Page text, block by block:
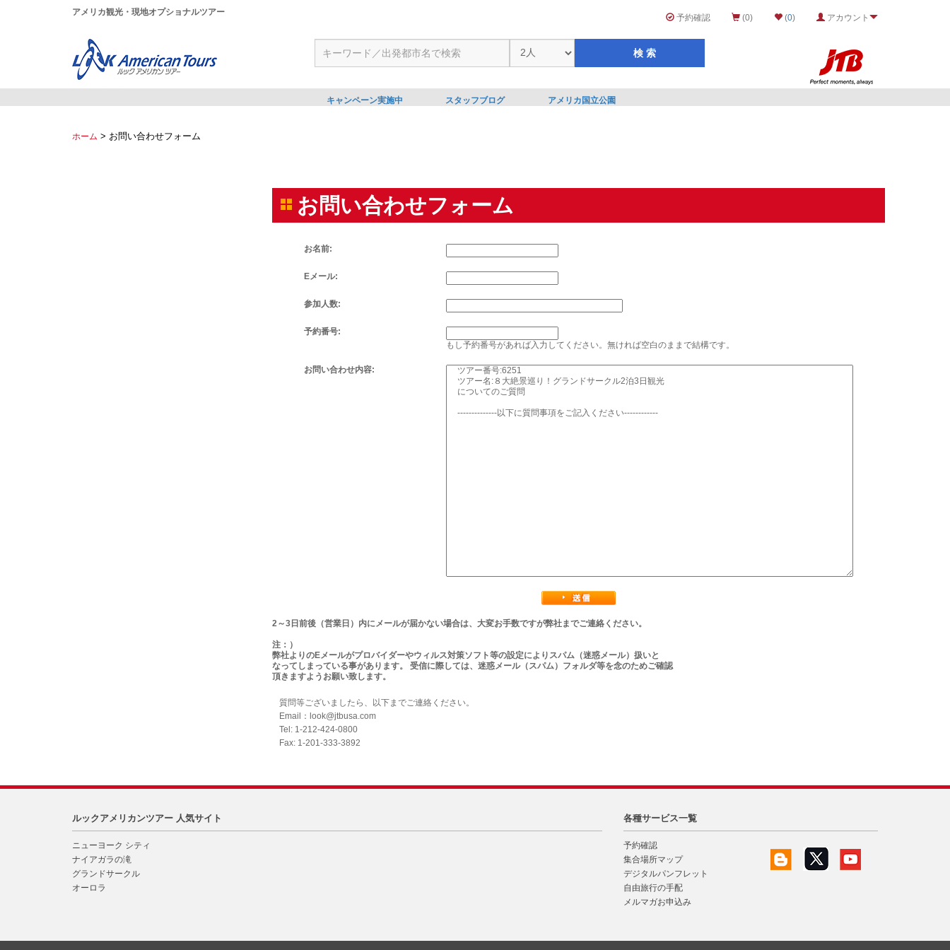
アメリカ観光・現地オプショナルツアー
予約確認 (0) (0) アカウント
キャンペーン実施中 スタッフブログ アメリカ国立公園
ホーム > お問い合わせフォーム
お問い合わせフォーム
お名前:
Eメール:
参加人数:
予約番号:
もし予約番号があれば入力してください。無ければ空白のままで結構です。
お問い合わせ内容:
2～3日前後（営業日）内にメールが届かない場合は、大変お手数ですが弊社までご連絡ください。
注：）
弊社よりのEメールがプロバイダーやウィルス対策ソフト等の設定によりスパム（迷惑メール）扱いと
なってしまっている事があります。 受信に際しては、迷惑メール（スパム）フォルダ等を念のためご確認
頂きますようお願い致します。
質問等ございましたら、以下までご連絡ください。
Email：look@jtbusa.com
Tel: 1-212-424-0800
Fax: 1-201-333-3892
ルックアメリカンツアー 人気サイト
ニューヨーク シティ
ナイアガラの滝
グランドサークル
オーロラ
各種サービス一覧
予約確認
集合場所マップ
デジタルパンフレット
自由旅行の手配
メルマガお申込み